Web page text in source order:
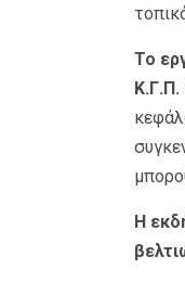
Το
Κ.Γ.Π.
Η